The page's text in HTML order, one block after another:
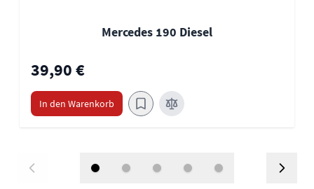
Mercedes 190 Diesel
39,90 €
In den Warenkorb